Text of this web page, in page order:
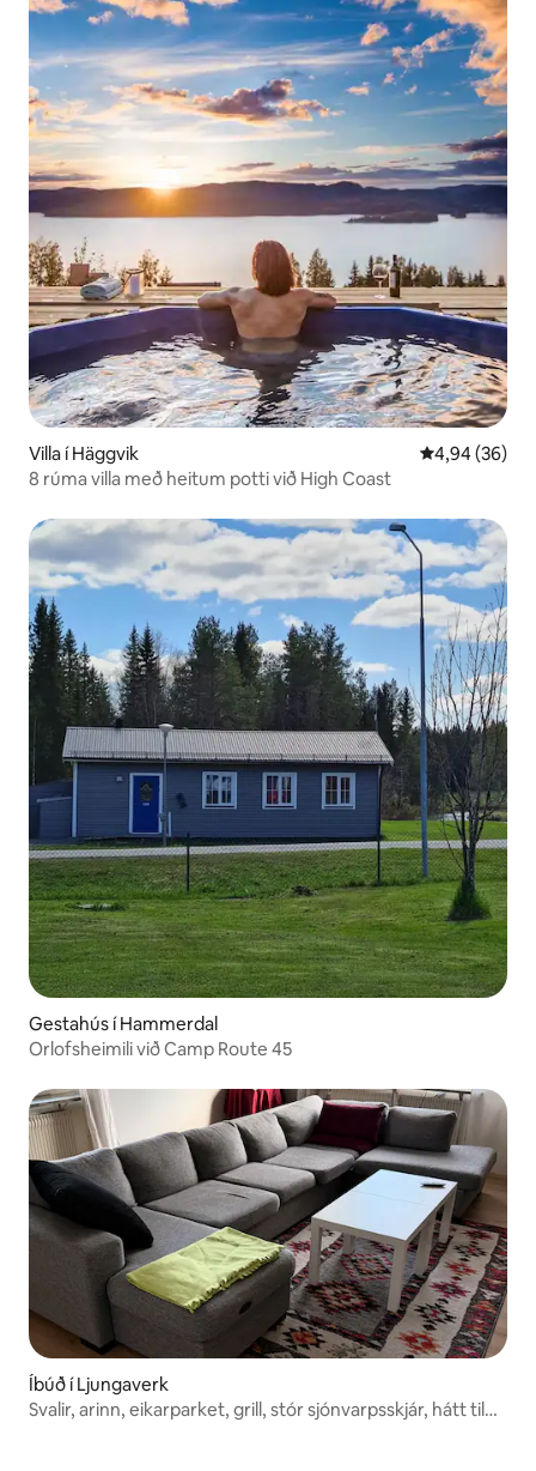
Villa í Häggvik 4,94 af 5 í
4,94 (36)
8 rúma villa með heitum potti við High Coast
Gestahús í Hammerdal
Orlofsheimili við Camp Route 45
Íbúð í Ljungaverk
Svalir, arinn, eikarparket, grill, stór sjónvarpsskjár, hátt til